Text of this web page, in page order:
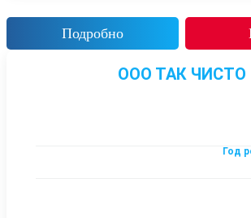
Подробно
ООО ТАК ЧИСТО
Год